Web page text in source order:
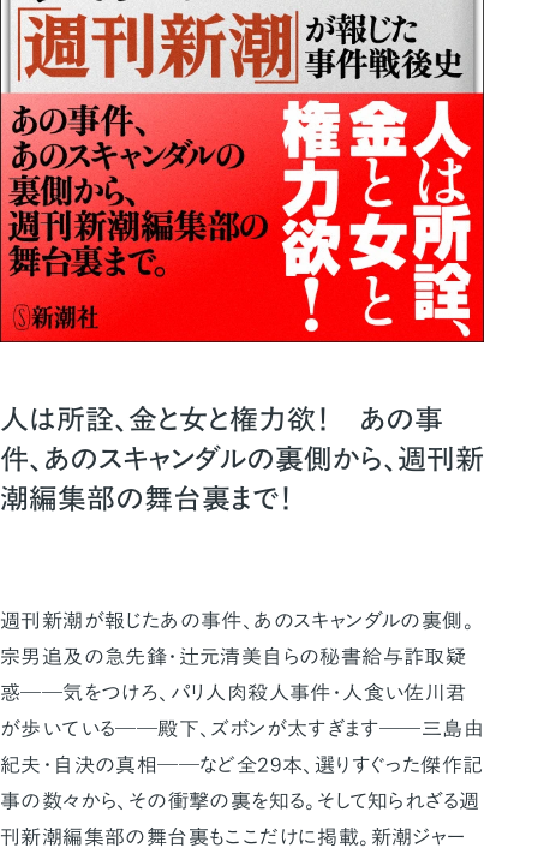
人は所詮、金と女と権力欲！ あの事
件、あのスキャンダルの裏側から、週刊新
潮編集部の舞台裏まで！
週刊新潮が報じたあの事件、あのスキャンダルの裏側。
宗男追及の急先鋒・辻元清美自らの秘書給与詐取疑
惑――気をつけろ、パリ人肉殺人事件・人食い佐川君
が歩いている――殿下、ズボンが太すぎます――三島由
紀夫・自決の真相――など全29本、選りすぐった傑作記
事の数々から、その衝撃の裏を知る。そして知られざる週
刊新潮編集部の舞台裏もここだけに掲載。新潮ジャー